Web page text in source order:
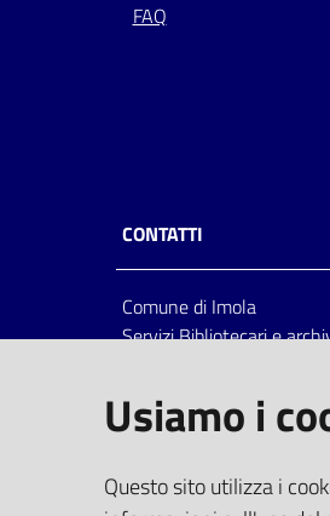
FAQ
CONTATTI
Comune di Imola
Servizi Bibliotecari e
Italia
centralino: tel
bim@comune.imola.bo.it
PEC
Usiamo i
Questo sito utilizza i